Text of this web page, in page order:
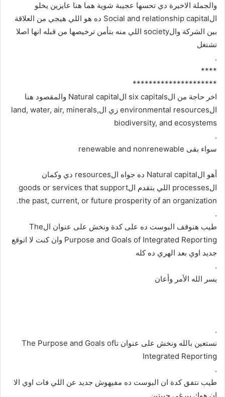
والجملة الاخيرة دي تحسها عجيبة شوية هما هنا عايزين يخلو
الSocial and relationship capital ده هو اللي هيجي من العلاقة
بين الشركة والsociety اللي منه بتأمن ترخيصها من قبله انها اصلا
تشتغل
.
****
*********************
اخر حاجة من الsix capitals الNatural capital والمقصود هنا
الenvironmental resources زي الland, water, air, minerals,
biodiversity, and ecosystems
.
سواء بقى renewable and nonrenewable
أهو الNatural capital ده جواه الresources دي وكمان
الprocesses اللي بتقدم الgoods or services that support
the past, current, or future prosperity of an organization.
.
طيب هنوقف البوست ده على كدة ونخش على عنوان الThe
Purpose and Goals of Integrated Reporting وان كنت لا اتوقع
جديد اوي بعد الهري ده كله
.
يسر الله الأمر وأعان
.
نستعين بالله ونخش على عنوان تاThe Purpose and Goals of
Integrated Reporting
.
طيب نتفق كدة ان البوست ده مفيهوش جديد عن اللي فات اوي الا